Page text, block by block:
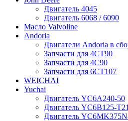
Двигатель 4045
Двигатель 6068 / 6090
Масло Valvoline
Andoria
Двигатели Andoria в
Запчасти для 4CT90
Запчасти для 4С90
Запчасти для 6CT107
WEICHAI
Yuchai
Двигатель YC6A240-50
Двигатель YC6B125-T21
Двигатель